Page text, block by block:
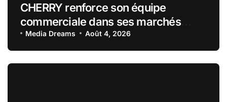
CHERRY renforce son équipe
commerciale dans ses marchés
stratégiques
Media Dreams Août 4, 2026